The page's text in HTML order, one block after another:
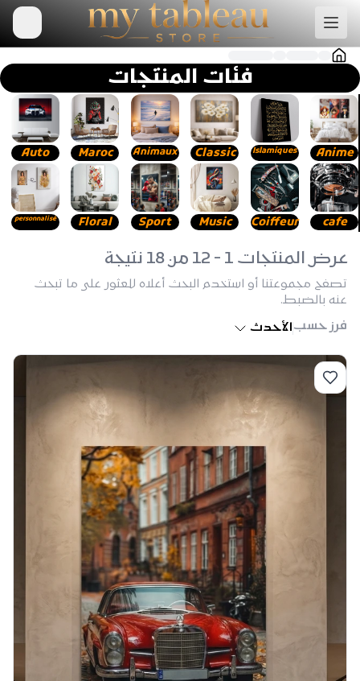
فئات المنتجات
Anime
Islamiques
Classic
Animaux
Maroc
Auto
cafe
Coiffeur
Music
Sport
Floral
personnalisé
عرض المنتجات 1 - 12 من 18 نتيجة
تصفح مجموعتنا أو استخدم البحث أعلاه للعثور على ما تبحث
عنه بالضبط.
فرز حسبالأحدث